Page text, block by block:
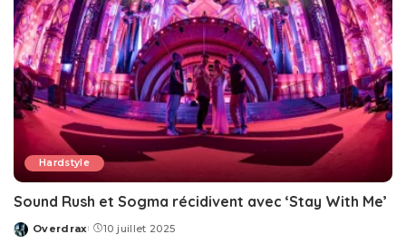
Hardstyle
Sound Rush et Sogma récidivent avec ‘Stay With Me’
Posted
Overdrax 10 juillet 2025